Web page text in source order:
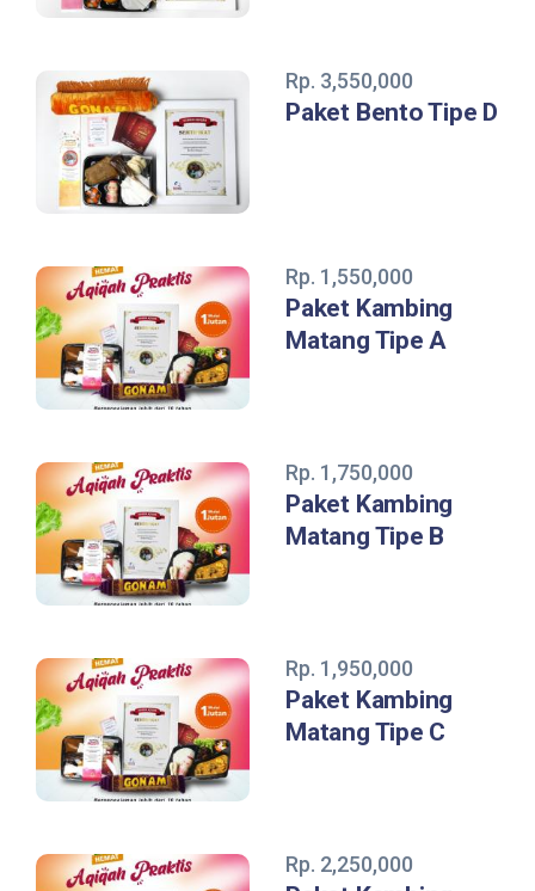
Rp. 3,550,000
Paket Bento Tipe D
Rp. 1,550,000
Paket Kambing
Matang Tipe A
Rp. 1,750,000
Paket Kambing
Matang Tipe B
Rp. 1,950,000
Paket Kambing
Matang Tipe C
Rp. 2,250,000